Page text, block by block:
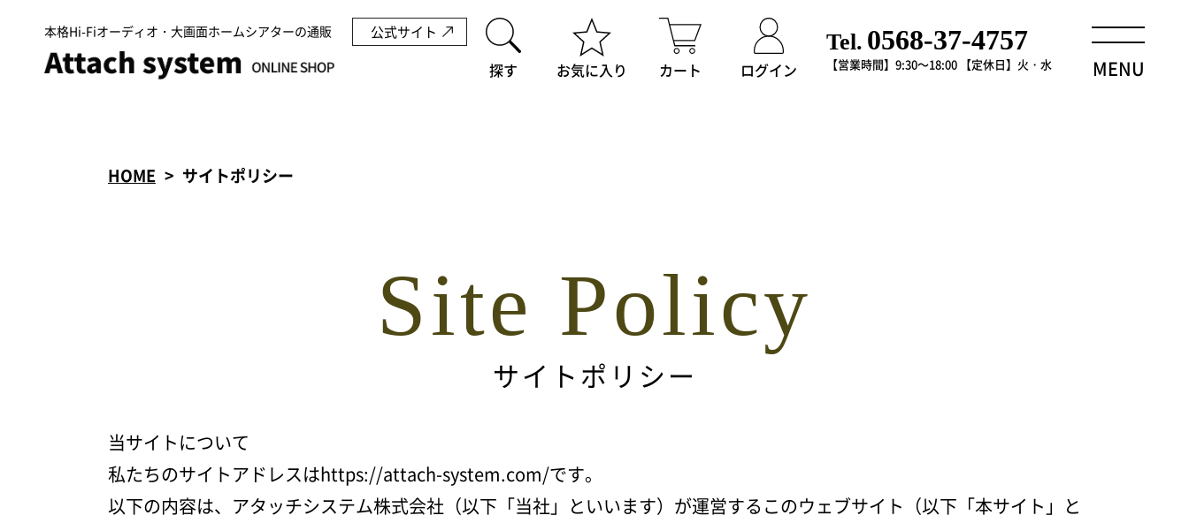
本格Hi-Fiオーディオ・大画面ホームシアターの通販 公式サイト
探す お気に入り カート ログイン
Tel. 0568-37-4757
【営業時間】9:30～18:00 【定休日】火・水 MENU
HOME サイトポリシー
Site Policy
サイトポリシー
当サイトについて
私たちのサイトアドレスはhttps://attach-system.com/です。
以下の内容は、アタッチシステム株式会社（以下「当社」といいます）が運営するこのウェブサイト（以下「本サイト」と